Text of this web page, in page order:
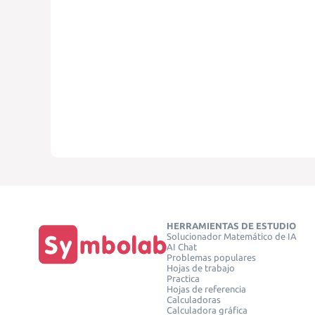
HERRAMIENTAS DE ESTUDIO
Solucionador Matemático de IA
AI Chat
Problemas populares
Hojas de trabajo
Practica
Hojas de referencia
Calculadoras
Calculadora gráfica